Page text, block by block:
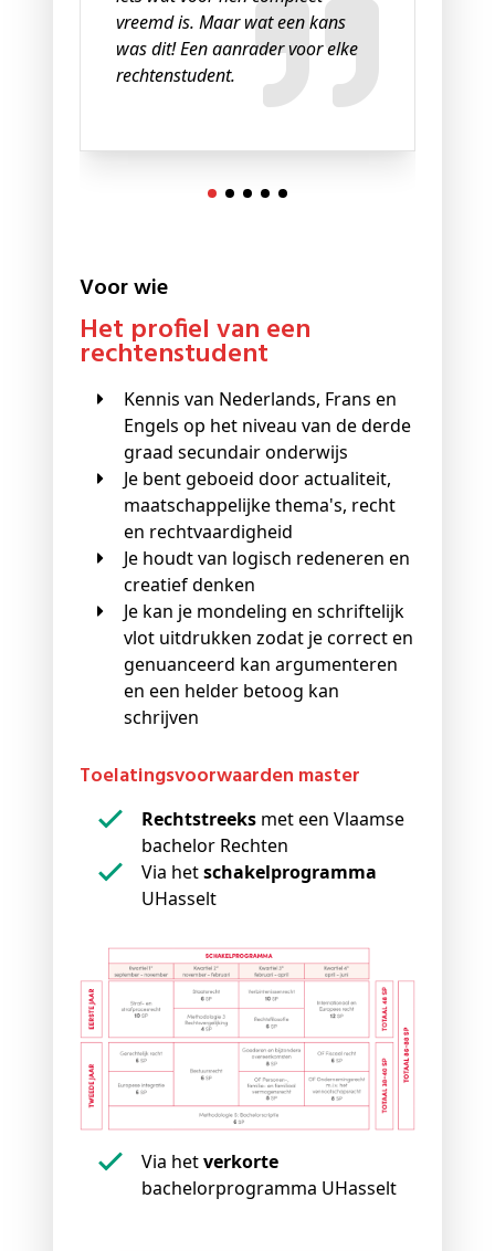
vreemd is. Maar wat een kans
was dit! Een aanrader voor elke
rechtenstudent.
Voor wie
Het profiel van een
rechtenstudent
Kennis van Nederlands, Frans en
Engels op het niveau van de derde
graad secundair onderwijs
Je bent geboeid door actualiteit,
maatschappelijke thema's, recht
en rechtvaardigheid
Je houdt van logisch redeneren en
creatief denken
Je kan je mondeling en schriftelijk
vlot uitdrukken zodat je correct en
genuanceerd kan argumenteren
en een helder betoog kan
schrijven
Toelatingsvoorwaarden master
Rechtstreeks met een Vlaamse
bachelor Rechten
Via hetschakelprogramma
UHasselt
Via hetverkorte
bachelorprogramma UHasselt